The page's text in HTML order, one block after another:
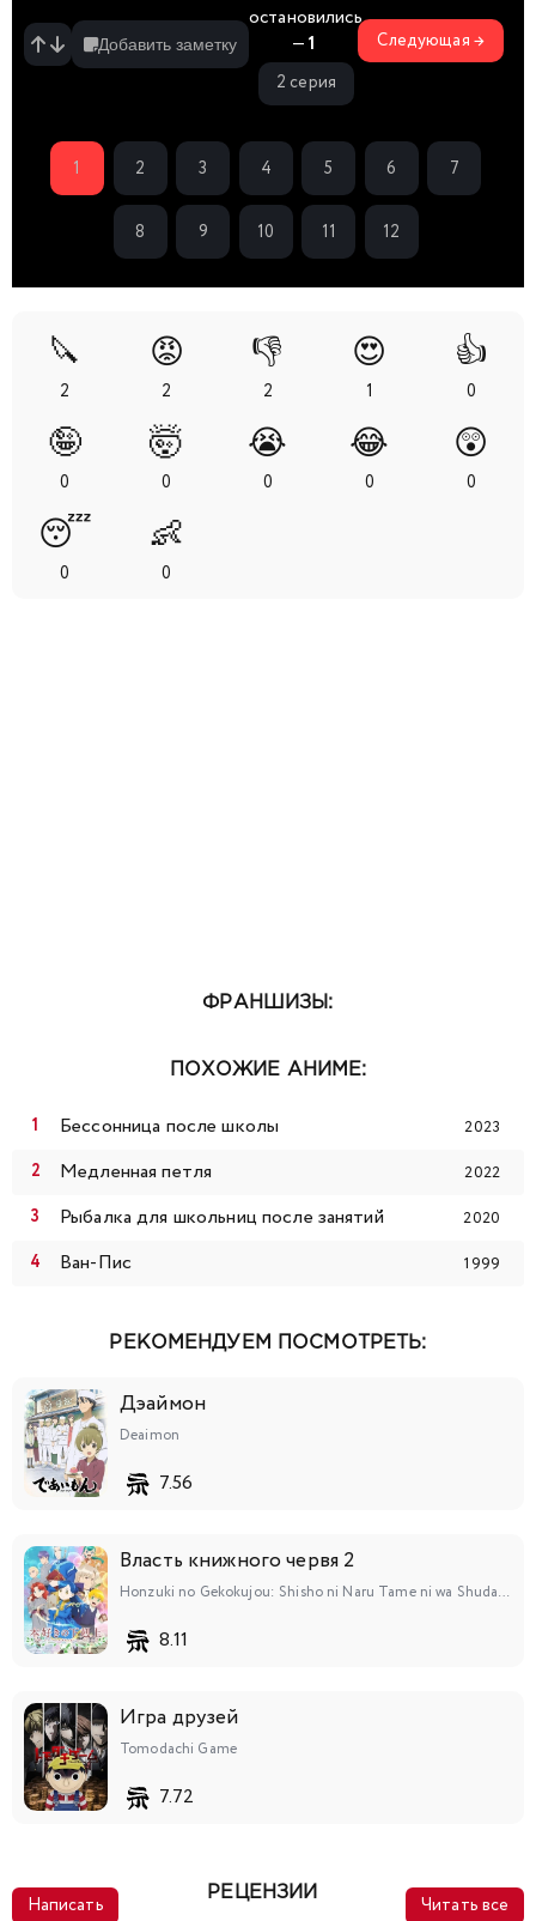
Добавить заметку
остановились
—1
2 серия
Следующая →
1 2 3 4 5 6 7
8 9 10 11 12
🔪
2
😡
2
👎
2
😍
1
👍
0
🤪
0
🤯
0
😭
0
😂
0
😲
0
😴
0
👶
0
ФРАНШИЗЫ:
ПОХОЖИЕ АНИМЕ:
Бессонница после школы 2023
Медленная петля 2022
Рыбалка для школьниц после занятий 2020
Ван-Пис 1999
РЕКОМЕНДУЕМ ПОСМОТРЕТЬ:
Дэаймон
Deaimon
7.56
Власть книжного червя 2
Honzuki no Gekokujou: Shisho ni Naru Tame ni wa Shudan wo Erandeiraremasen 2nd Season
8.11
Игра друзей
Tomodachi Game
7.72
Написать
РЕЦЕНЗИИ
Читать все